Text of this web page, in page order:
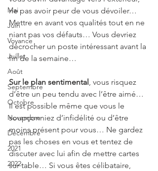
Mai
Juin
Voyance
Juillet
Août
Septembre
Octobre
Novembre
Décembre
2021
2022
ne pas avoir peur de vous dévoiler…
Mettre en avant vos qualités tout en ne
niant pas vos défauts… Vous devriez
décrocher un poste intéressant avant la
fin de la semaine…
Sur le plan sentimental , vous risquez
d’être un peu tendu avec l’être aimé…
Il est possible même que vous le
soupçonniez d’infidélité ou d’être
moins présent pour vous… Ne gardez
pas les choses en vous et tentez de
discuter avec lui afin de mettre cartes
sur table… Si vous êtes célibataire,